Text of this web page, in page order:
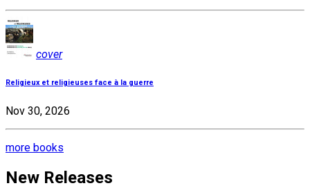
cover
Religieux et religieuses face à la guerre
Nov 30, 2026
more books
New Releases